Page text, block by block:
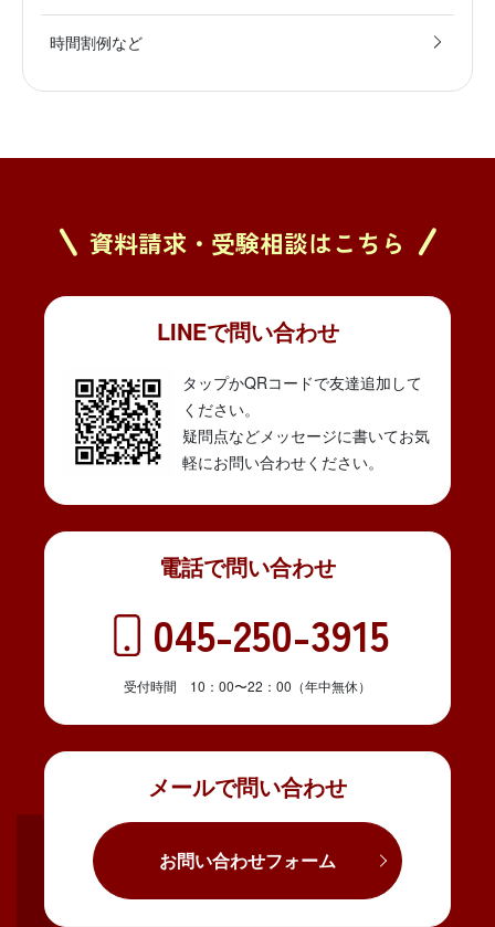
時間割例など
資料請求・受験相談はこちら
LINEで問い合わせ
タップかQRコードで友達追加して
ください。
疑問点などメッセージに書いてお気
軽にお問い合わせください。
メールで問い合わせ
お問い合わせフォーム
電話で問い合わせ
045-250-3915
受付時間 10：00〜22：00（年中無休）